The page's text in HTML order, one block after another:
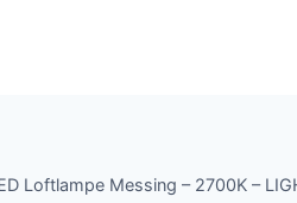
Loftlampe Messing – 2700K –